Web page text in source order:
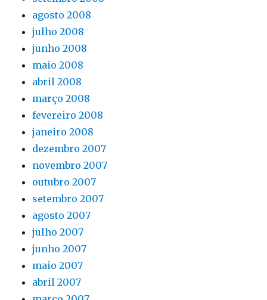
agosto 2008
julho 2008
junho 2008
maio 2008
abril 2008
março 2008
fevereiro 2008
janeiro 2008
dezembro 2007
novembro 2007
outubro 2007
setembro 2007
agosto 2007
julho 2007
junho 2007
maio 2007
abril 2007